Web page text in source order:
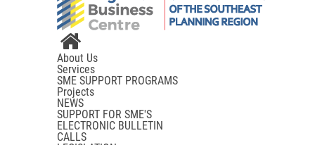
About Us
Services
SME SUPPORT PROGRAMS
Projects
NEWS
SUPPORT FOR SME'S
ELECTRONIC BULLETIN
CALLS